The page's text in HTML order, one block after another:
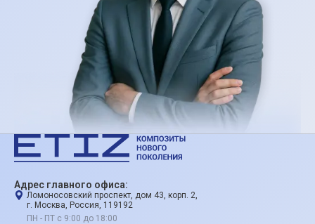
Адрес главного офиса:
Ломоносовский проспект, дом 43, корп. 2,
г. Москва, Россия, 119192
ПН - ПТ с 9:00 до 18:00